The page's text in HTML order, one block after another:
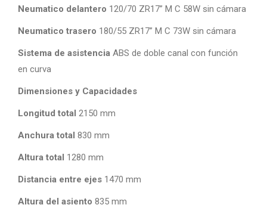
Neumatico delantero 120/70 ZR17” M C 58W sin cámara
Neumatico trasero 180/55 ZR17” M C 73W sin cámara
Sistema de asistencia ABS de doble canal con función
en curva
Dimensiones y Capacidades
Longitud total 2150 mm
Anchura total 830 mm
Altura total 1280 mm
Distancia entre ejes 1470 mm
Altura del asiento 835 mm